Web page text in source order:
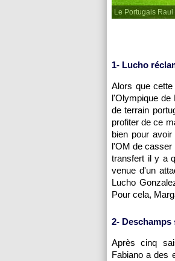
Le Portugais
1- Lucho
Alors que
l'Olympique de
de terrain
profiter de ce
bien pour
l'OM de casser
transfert il y a
venue d'un
Lucho
Pour cela,
2- Deschamps
Après cinq
Fabiano a des